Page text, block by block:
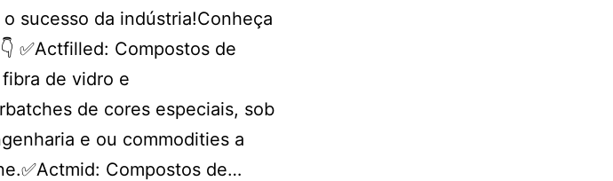
sucesso da indústria!Conheça
✅Actfilled: Compostos de
de vidro e
de cores especiais, sob
e ou commodities a
Compostos de…